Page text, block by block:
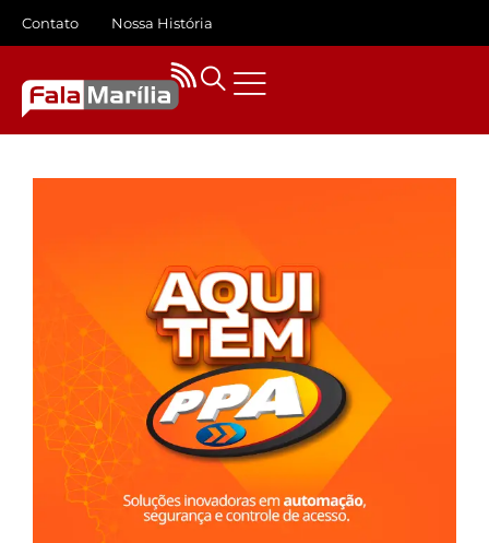
Contato Nossa História